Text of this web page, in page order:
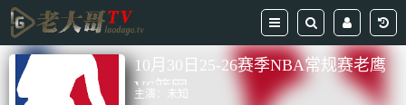
10月30日25-26赛季NBA常规赛老鹰
VS篮网
主演：
未知